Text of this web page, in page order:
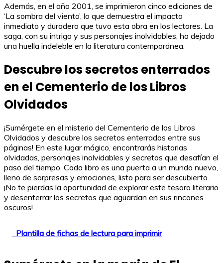
Además, en el año 2001, se imprimieron cinco ediciones de
‘La sombra del viento’, lo que demuestra el impacto
inmediato y duradero que tuvo esta obra en los lectores. La
saga, con su intriga y sus personajes inolvidables, ha dejado
una huella indeleble en la literatura contemporánea.
Descubre los secretos enterrados
en el Cementerio de los Libros
Olvidados
¡Sumérgete en el misterio del Cementerio de los Libros
Olvidados y descubre los secretos enterrados entre sus
páginas! En este lugar mágico, encontrarás historias
olvidadas, personajes inolvidables y secretos que desafían el
paso del tiempo. Cada libro es una puerta a un mundo nuevo,
lleno de sorpresas y emociones, listo para ser descubierto.
¡No te pierdas la oportunidad de explorar este tesoro literario
y desenterrar los secretos que aguardan en sus rincones
oscuros!
Plantilla de fichas de lectura para imprimir